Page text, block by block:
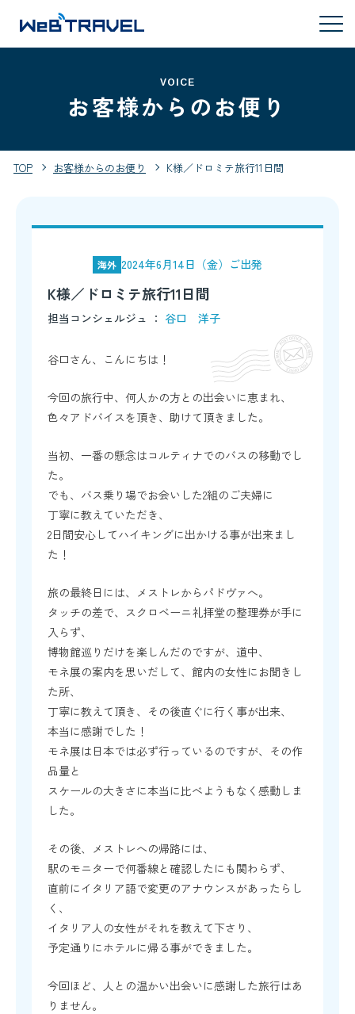
VOICE
お客様からのお便り
TOP お客様からのお便り K様／ドロミテ旅行11日間
海外 2024年6月14日（金）ご出発
K様／ドロミテ旅行11日間
担当コンシェルジュ ： 谷口 洋子
谷口さん、こんにちは！
今回の旅行中、何人かの方との出会いに恵まれ、
色々アドバイスを頂き、助けて頂きました。
当初、一番の懸念はコルティナでのバスの移動でし
た。
でも、バス乗り場でお会いした2組のご夫婦に
丁寧に教えていただき、
2日間安心してハイキングに出かける事が出来まし
た！
旅の最終日には、メストレからパドヴァへ。
タッチの差で、スクロベーニ礼拝堂の整理券が手に
入らず、
博物館巡りだけを楽しんだのですが、道中、
モネ展の案内を思いだして、館内の女性にお聞きし
た所、
丁寧に教えて頂き、その後直ぐに行く事が出来、
本当に感謝でした！
モネ展は日本では必ず行っているのですが、その作
品量と
スケールの大きさに本当に比べようもなく感動しま
した。
その後、メストレへの帰路には、
駅のモニターで何番線と確認したにも関わらず、
直前にイタリア語で変更のアナウンスがあったらし
く、
イタリア人の女性がそれを教えて下さり、
予定通りにホテルに帰る事ができました。
今回ほど、人との温かい出会いに感謝した旅行はあ
りません。